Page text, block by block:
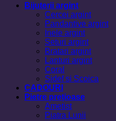
Bijuterii argint
Cercei argint
Pandantive argint
Inele argint
Seturi argint
Bratari argint
Lanturi argint
Coral
Sidef si Scoica
CADOURI
Pietre prețioase
Ametist
Piatra Lunii